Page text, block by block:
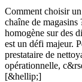
Comment choisir
chaîne de
homogène sur des
est un défi majeur.
prestataire de
opérationnelle,
[&hellip;]